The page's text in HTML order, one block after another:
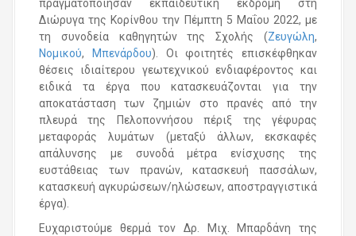
πραγματοποίησαν εκπαιδευτική εκδρομή στη
Διώρυγα της Κορίνθου την Πέμπτη 5 Μαΐου 2022, με
τη συνοδεία καθηγητών της Σχολής (Ζευγώλη,
Νομικού, Μπενάρδου). Οι φοιτητές επισκέφθηκαν
θέσεις ιδιαίτερου γεωτεχνικού ενδιαφέροντος και
ειδικά τα έργα που κατασκευάζονται για την
αποκατάσταση των ζημιών στο πρανές από την
πλευρά της Πελοποννήσου πέριξ της γέφυρας
μεταφοράς λυμάτων (μεταξύ άλλων, εκσκαφές
απάλυνσης με συνοδά μέτρα ενίσχυσης της
ευστάθειας των πρανών, κατασκευή πασσάλων,
κατασκευή αγκυρώσεων/ηλώσεων, αποστραγγιστικά
έργα).
Ευχαριστούμε θερμά τον Δρ. Μιχ. Μπαρδάνη της